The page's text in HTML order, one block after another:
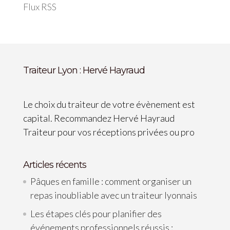
Flux RSS
Traiteur Lyon : Hervé Hayraud
Le choix du traiteur de votre évènement est
capital. Recommandez Hervé Hayraud
Traiteur pour vos réceptions privées ou pro
Articles récents
Pâques en famille : comment organiser un
repas inoubliable avec un traiteur lyonnais
Les étapes clés pour planifier des
événements professionnels réussis :